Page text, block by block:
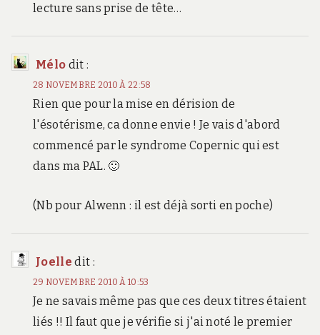
lecture sans prise de tête…
Mélo dit :
28 NOVEMBRE 2010 À 22:58
Rien que pour la mise en dérision de
l'ésotérisme, ca donne envie ! Je vais d'abord
commencé par le syndrome Copernic qui est
dans ma PAL. 🙂
(Nb pour Alwenn : il est déjà sorti en poche)
Joelle dit :
29 NOVEMBRE 2010 À 10:53
Je ne savais même pas que ces deux titres étaient
liés !! Il faut que je vérifie si j'ai noté le premier